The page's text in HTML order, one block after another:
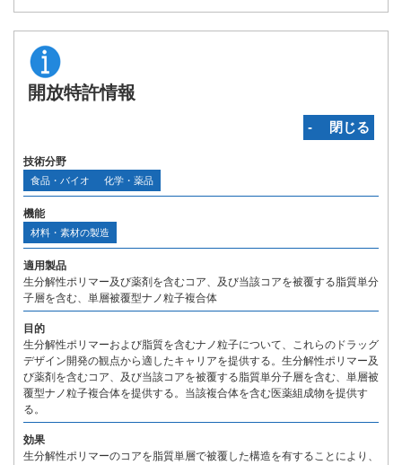
開放特許情報
‐ 閉じる
技術分野
食品・バイオ 化学・薬品
機能
材料・素材の製造
適用製品
生分解性ポリマー及び薬剤を含むコア、及び当該コアを被覆する脂質単分
子層を含む、単層被覆型ナノ粒子複合体
目的
生分解性ポリマーおよび脂質を含むナノ粒子について、これらのドラッグ
デザイン開発の観点から適したキャリアを提供する。生分解性ポリマー及
び薬剤を含むコア、及び当該コアを被覆する脂質単分子層を含む、単層被
覆型ナノ粒子複合体を提供する。当該複合体を含む医薬組成物を提供す
る。
効果
生分解性ポリマーのコアを脂質単層で被覆した構造を有することにより、